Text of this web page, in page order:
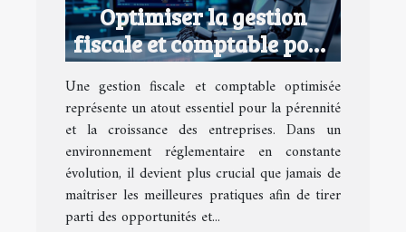
Optimiser la gestion
fiscale et comptable pour
les entreprises
Une gestion fiscale et comptable optimisée
représente un atout essentiel pour la pérennité
et la croissance des entreprises. Dans un
environnement réglementaire en constante
évolution, il devient plus crucial que jamais de
maîtriser les meilleures pratiques afin de tirer
parti des opportunités et...